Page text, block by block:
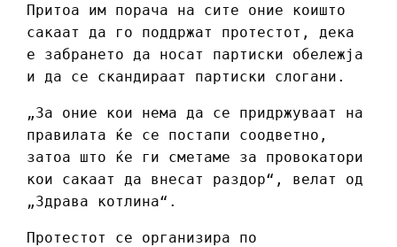
Притоа им порача на сите оние коишто
сакаат да го поддржат протестот, дека
е забрането да носат партиски обележја
и да се скандираат партиски слогани.
„За оние кои нема да се придржуваат на
правилата ќе се постапи соодветно,
затоа што ќе ги сметаме за провокатори
кои сакаат да внесат раздор“, велат од
„Здрава котлина“.
Протестот се организира по